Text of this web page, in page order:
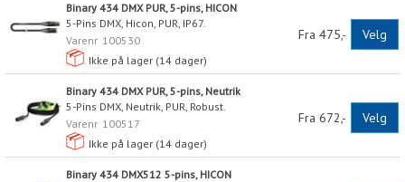
Binary 434 DMX PUR, 5-pins, HICON
5-Pins DMX, Hicon, PUR, IP67.
Varenr 100530
Ikke på lager (14 dager)
Fra 475,- Velg
Binary 434 DMX PUR, 5-pins, Neutrik
5-Pins DMX, Neutrik, PUR, Robust.
Varenr 100517
Ikke på lager (14 dager)
Fra 672,- Velg
Binary 434 DMX512 5-pins, HICON